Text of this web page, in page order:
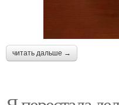
читать дальше →